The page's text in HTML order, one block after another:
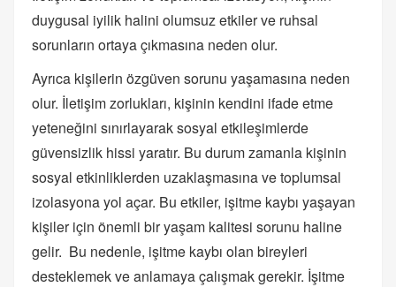
duygusal iyilik halini olumsuz etkiler ve ruhsal
sorunların ortaya çıkmasına neden olur.
Ayrıca kişilerin özgüven sorunu yaşamasına neden
olur. İletişim zorlukları, kişinin kendini ifade etme
yeteneğini sınırlayarak sosyal etkileşimlerde
güvensizlik hissi yaratır. Bu durum zamanla kişinin
sosyal etkinliklerden uzaklaşmasına ve toplumsal
izolasyona yol açar. Bu etkiler, işitme kaybı yaşayan
kişiler için önemli bir yaşam kalitesi sorunu haline
gelir. Bu nedenle, işitme kaybı olan bireyleri
desteklemek ve anlamaya çalışmak gerekir. İşitme